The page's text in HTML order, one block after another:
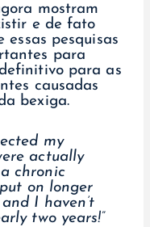
mostram
e de fato
pesquisas
para
para as
causadas
bexiga.
my
actually
chronic
on longer
I haven’t
two years!”